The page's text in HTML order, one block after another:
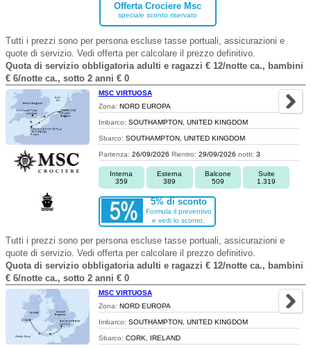
Offerta Crociere Msc
speciale sconto riservato
Tutti i prezzi sono per persona escluse tasse portuali, assicurazioni e
quote di servizio. Vedi offerta per calcolare il prezzo definitivo.
Quota di servizio obbligatoria adulti e ragazzi € 12/notte ca., bambini
€ 6/notte ca., sotto 2 anni € 0
MSC VIRTUOSA
Zona: NORD EUROPA
Imbarco: SOUTHAMPTON, UNITED KINGDOM
Sbarco: SOUTHAMPTON, UNITED KINGDOM
Partenza: 26/09/2026 Rientro: 29/09/2026 notti: 3
Interna
359
Esterna
389
Balcone
509
Suite
1.319
5% di sconto
Formula il preventivo
e vedi lo sconto.
Tutti i prezzi sono per persona escluse tasse portuali, assicurazioni e
quote di servizio. Vedi offerta per calcolare il prezzo definitivo.
Quota di servizio obbligatoria adulti e ragazzi € 12/notte ca., bambini
€ 6/notte ca., sotto 2 anni € 0
MSC VIRTUOSA
Zona: NORD EUROPA
Imbarco: SOUTHAMPTON, UNITED KINGDOM
Sbarco: CORK, IRELAND